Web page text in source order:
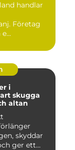
handlar
Företag
i
altan
skyddar
ger ett